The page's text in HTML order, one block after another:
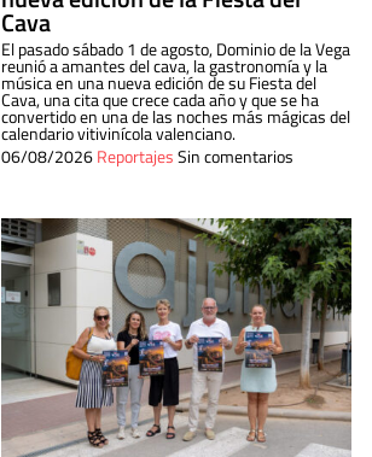
Cava
El pasado sábado 1 de agosto, Dominio de la Vega
reunió a amantes del cava, la gastronomía y la
música en una nueva edición de su Fiesta del
Cava, una cita que crece cada año y que se ha
convertido en una de las noches más mágicas del
calendario vitivinícola valenciano.
06/08/2026ReportajesSin comentarios